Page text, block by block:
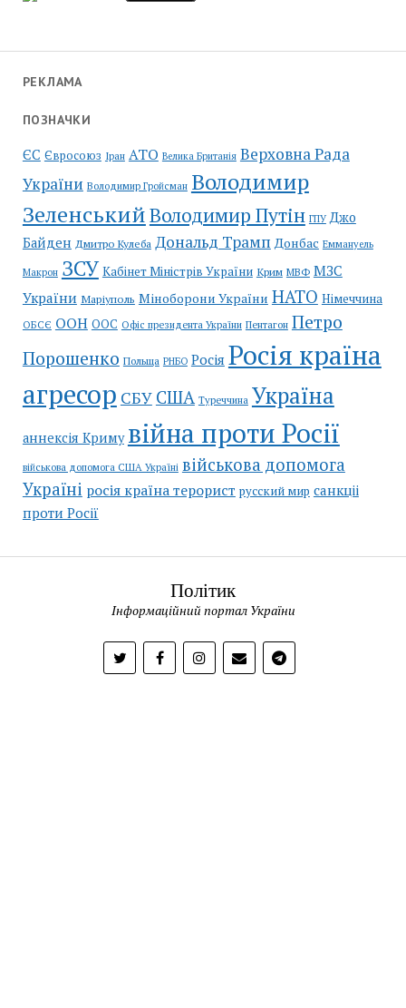
РЕКЛАМА
ПОЗНАЧКИ
ЄС Євросоюз Іран АТО Велика Британія Верховна Рада
України Володимир Гройсман Володимир
ЗеленськийВолодимир Путін ГПУ Джо
Байден Дмитро Кулеба Дональд Трамп Донбас Еммануель
Макрон ЗСУ Кабінет Міністрів України Крим МВФ МЗС
України Маріуполь Міноборони України НАТО Німеччина
ОБСЄ ООН ООС Офіс президента України Пентагон Петро
Порошенко Польща РНБО Росія Росія країна
агресор СБУ США Туреччина Україна
аннексія Криму війна проти Росії
військова допомога США Україні військова допомога
Україні росія країна терорист русский мир санкціі
проти Росії
Політик
Інформаційний портал України